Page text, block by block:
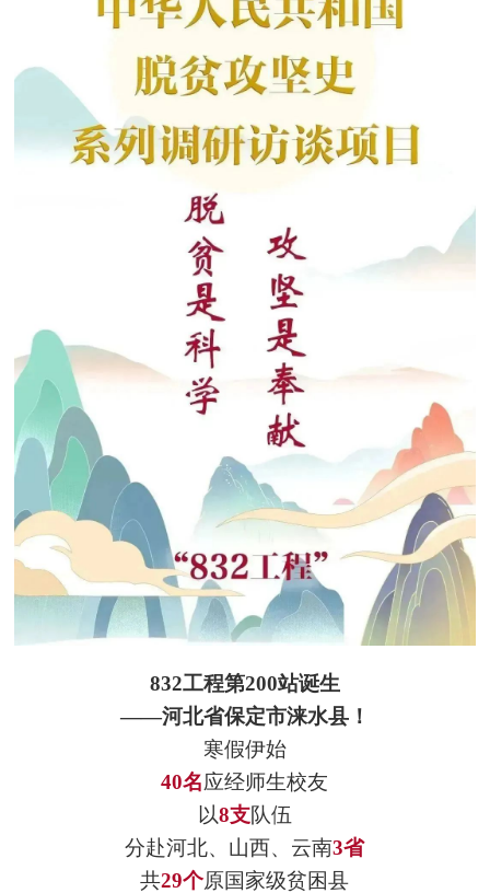
832工程第200站诞生
——河北省保定市涞水县！
寒假伊始
40名应经师生校友
以8支队伍
分赴河北、山西、云南3省
共29个原国家级贫困县